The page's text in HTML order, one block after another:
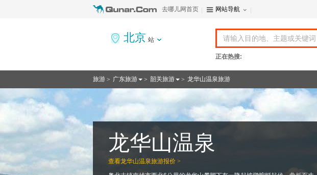
去哪儿网首页 网站导航
北京 站
正在热搜:
旅游 > 广东旅游 > 韶关旅游 > 龙华山温泉旅游
查看龙华山温泉旅游报价 >
龙华山温泉